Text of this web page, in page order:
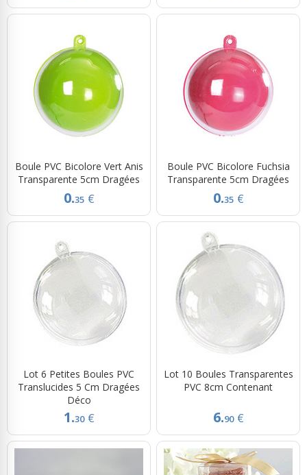
Boule PVC Bicolore Vert Anis
Transparente 5cm Dragées
0.35 €
Boule PVC Bicolore Fuchsia
Transparente 5cm Dragées
0.35 €
Lot 6 Petites Boules PVC
Translucides 5 Cm Dragées
Déco
1.30 €
Lot 10 Boules Transparentes
PVC 8cm Contenant
6.90 €